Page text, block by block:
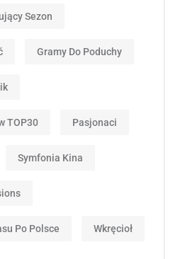
Sezon
Gramy Do Poduchy
TOP30 Pasjonaci
Symfonia Kina
Po Polsce Wkręcioł